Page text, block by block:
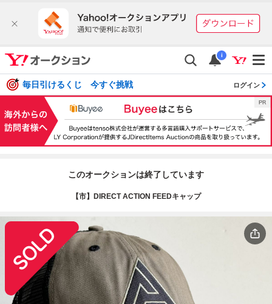
i
毎日引けるくじ 今すぐ挑戦 ログイン
このオークションは終了しています
【市】DIRECT ACTION FEEDキャップ